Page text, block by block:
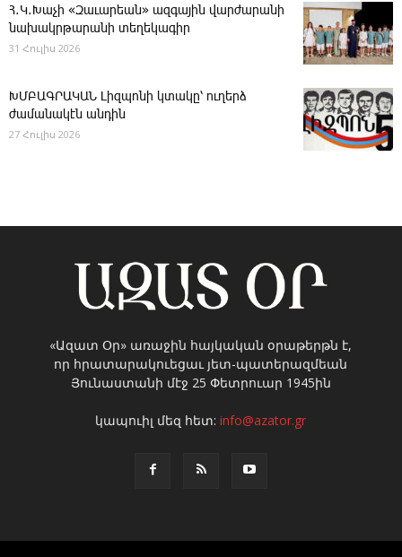
Հ․Կ․Խաչի «Զաւարեան» ազգային վարժարանի
նախակրթարանի տեղեկագիր
31 Հուլիս 2026
ԽՄԲԱԳՐԱԿԱՆ ­Լիզպոնի կտակը՝ ուղերձ
ժամանակէն անդին
27 Հուլիս 2026
«Ազատ Օր» առաջին հայկական օրաթերթն է,
որ հրատարակուեցաւ յետ-պատերազմեան
Յունաստանի մէջ 25 Փետրուար 1945ին
կապուիլ մեզ հետ:info@azator.gr